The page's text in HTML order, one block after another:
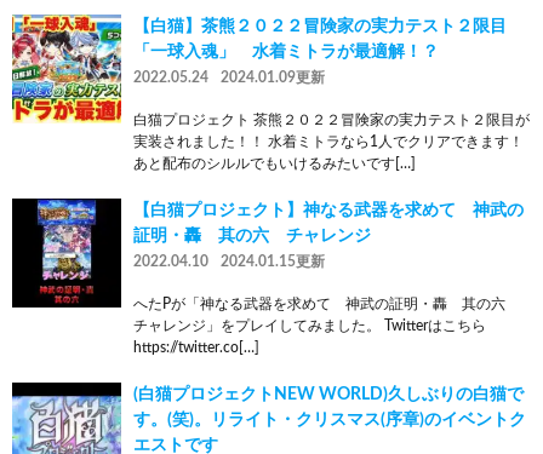
【白猫】茶熊２０２２冒険家の実力テスト２限目
「一球入魂」 水着ミトラが最適解！？
2022.05.24 2024.01.09更新
白猫プロジェクト 茶熊２０２２冒険家の実力テスト２限目が
実装されました！！ 水着ミトラなら1人でクリアできます！
あと配布のシルルでもいけるみたいです[…]
【白猫プロジェクト】神なる武器を求めて 神武の
証明・轟 其の六 チャレンジ
2022.04.10 2024.01.15更新
へたPが「神なる武器を求めて 神武の証明・轟 其の六
チャレンジ」をプレイしてみました。 Twitterはこちら
https://twitter.co[…]
(白猫プロジェクトNEW WORLD)久しぶりの白猫で
す。(笑)。リライト・クリスマス(序章)のイベントク
エストです